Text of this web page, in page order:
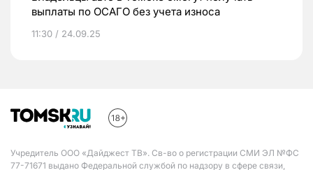
выплаты по ОСАГО без учета износа
11:30 / 24.09.25
Учредитель ООО «Дайджест ТВ». Св-во о регистрации СМИ ЭЛ №ФС
77-71671 выдано Федеральной службой по надзору в сфере связи,